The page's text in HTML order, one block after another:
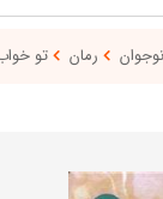
نوجوان رمان تو